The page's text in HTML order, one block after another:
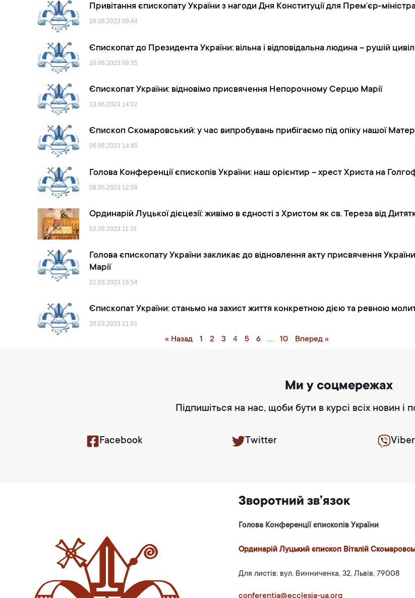
Привітання єпископату України з нагоди Дня Конституції для Прем’єр-
28.06.202309:44
Єпископат до Президента України: вільна і відповідальна людина – рушій
28.06.202309:35
Єпископат України: відновімо присвячення Непорочному Серцю Марії
13.06.2023 14:02
Єпископ Скомаровський: у час випробувань прибігаємо під опіку нашої
06.06.2023 14:45
Голова Конференції єпископів України: наш орієнтир – хрест Христа на
08.05.2023 12:08
Ординарій Луцької дієцезії: живімо в єдності з Христом як св. Тереза від
02.05.2023 11:31
Голова єпископату України закликає до відновлення акту присвячення
Марії
22.03.2023 16:54
Єпископат України: станьмо на захист життя конкретною дією та ревною
20.03.202321:01
« Назад 1 2 3 4 5 6 … 10 Вперед »
Ми у соцмережах
Підпишіться на нас, щоби бути в курсі всіх новин і
Facebook Twitter Viber
Зворотний зв’язок
Голова Конференції єпископів України
Ординарій Луцький єпископ Віталій
Для листів: вул. Винниченка, 32, Львів, 79008
conferentia@ecclesia-ua.org